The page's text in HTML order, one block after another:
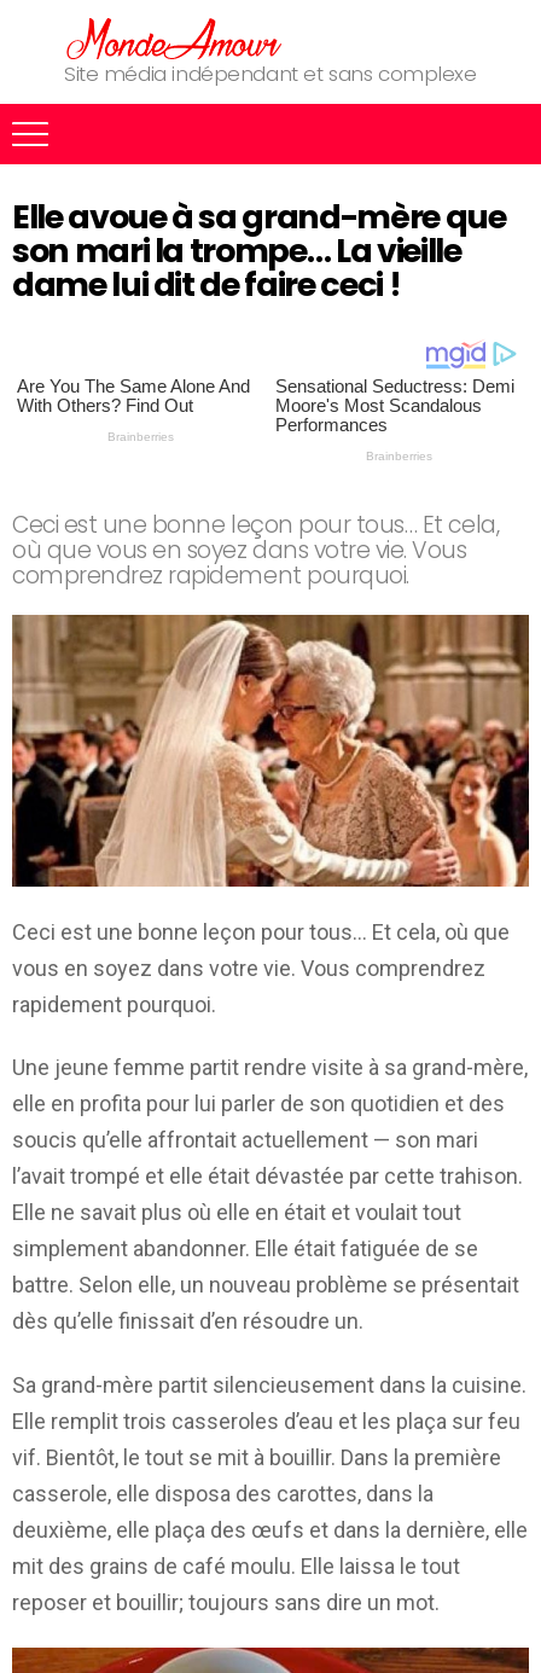
Site média indépendant et sans complexe
Elle avoue à sa grand-mère que
son mari la trompe… La vieille
dame lui dit de faire ceci !
Ceci est une bonne leçon pour tous… Et cela,
où que vous en soyez dans votre vie. Vous
comprendrez rapidement pourquoi.
Ceci est une bonne leçon pour tous… Et cela, où que
vous en soyez dans votre vie. Vous comprendrez
rapidement pourquoi.
Une jeune femme partit rendre visite à sa grand-mère,
elle en profita pour lui parler de son quotidien et des
soucis qu’elle affrontait actuellement — son mari
l’avait trompé et elle était dévastée par cette trahison.
Elle ne savait plus où elle en était et voulait tout
simplement abandonner. Elle était fatiguée de se
battre. Selon elle, un nouveau problème se présentait
dès qu’elle finissait d’en résoudre un.
Sa grand-mère partit silencieusement dans la cuisine.
Elle remplit trois casseroles d’eau et les plaça sur feu
vif. Bientôt, le tout se mit à bouillir. Dans la première
casserole, elle disposa des carottes, dans la
deuxième, elle plaça des œufs et dans la dernière, elle
mit des grains de café moulu. Elle laissa le tout
reposer et bouillir; toujours sans dire un mot.